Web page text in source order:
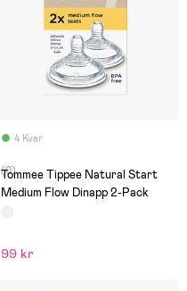
4 Kvar
(0)
Tommee Tippee Natural Start
Medium Flow Dinapp 2-Pack
99 kr